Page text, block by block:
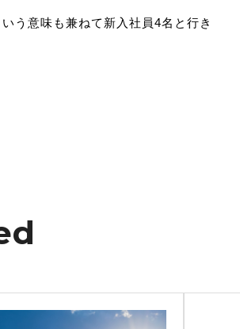
う意味も兼ねて新入社員4名と行き